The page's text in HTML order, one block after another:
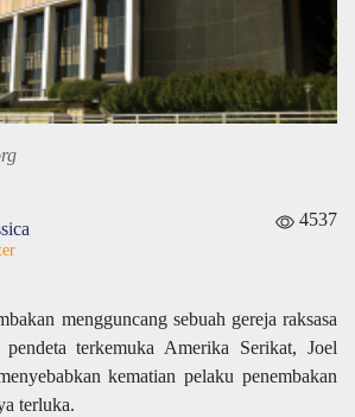
4537
mengguncang sebuah gereja raksasa
terkemuka Amerika Serikat, Joel
kematian pelaku penembakan
terluka.